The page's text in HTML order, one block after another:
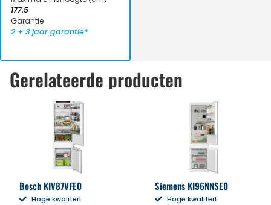
177.5
Garantie
2 + 3 jaar garantie*
Gerelateerde producten
Bosch KIV87VFE0
Hoge kwaliteit
Siemens KI96NNSE0
Hoge kwaliteit